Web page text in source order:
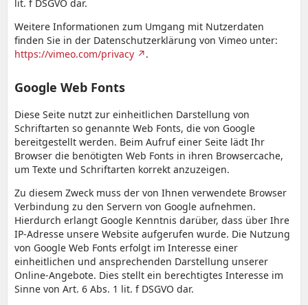
lit. f DSGVO dar.
Weitere Informationen zum Umgang mit Nutzerdaten
finden Sie in der Datenschutzerklärung von Vimeo unter:
https://vimeo.com/privacy
.
Google Web Fonts
Diese Seite nutzt zur einheitlichen Darstellung von
Schriftarten so genannte Web Fonts, die von Google
bereitgestellt werden. Beim Aufruf einer Seite lädt Ihr
Browser die benötigten Web Fonts in ihren Browsercache,
um Texte und Schriftarten korrekt anzuzeigen.
Zu diesem Zweck muss der von Ihnen verwendete Browser
Verbindung zu den Servern von Google aufnehmen.
Hierdurch erlangt Google Kenntnis darüber, dass über Ihre
IP-Adresse unsere Website aufgerufen wurde. Die Nutzung
von Google Web Fonts erfolgt im Interesse einer
einheitlichen und ansprechenden Darstellung unserer
Online-Angebote. Dies stellt ein berechtigtes Interesse im
Sinne von Art. 6 Abs. 1 lit. f DSGVO dar.